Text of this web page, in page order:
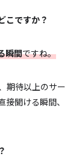
こですか？
瞬間ですね。
期待以上のサー
聞ける瞬間、